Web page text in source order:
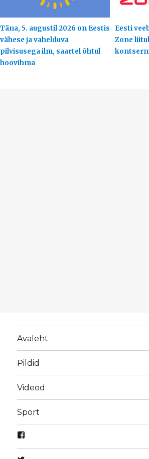
Täna, 5. augustil 2026 on Eestis
vähese ja vahelduva
pilvisusega ilm, saartel õhtul
hoovihma
Eesti
Zone
Avaleht
Pildid
Videod
Sport